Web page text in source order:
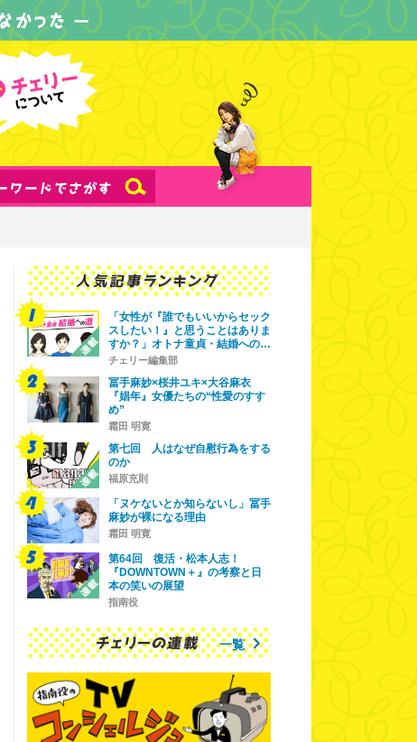
「女性が『誰でもいいからセック
スしたい！』と思うことはありま
すか？」オトナ童貞・結婚への…
チェリー編集部
冨手麻妙×桜井ユキ×大谷麻衣
『娼年』女優たちの“性愛のすす
め”
霜田 明寛
第七回 人はなぜ自慰行為をする
のか
福原充則
「ヌケないとか知らないし」冨手
麻妙が裸になる理由
霜田 明寛
第64回 復活・松本人志！
『DOWNTOWN＋』の考察と日
本の笑いの展望
指南役
一覧